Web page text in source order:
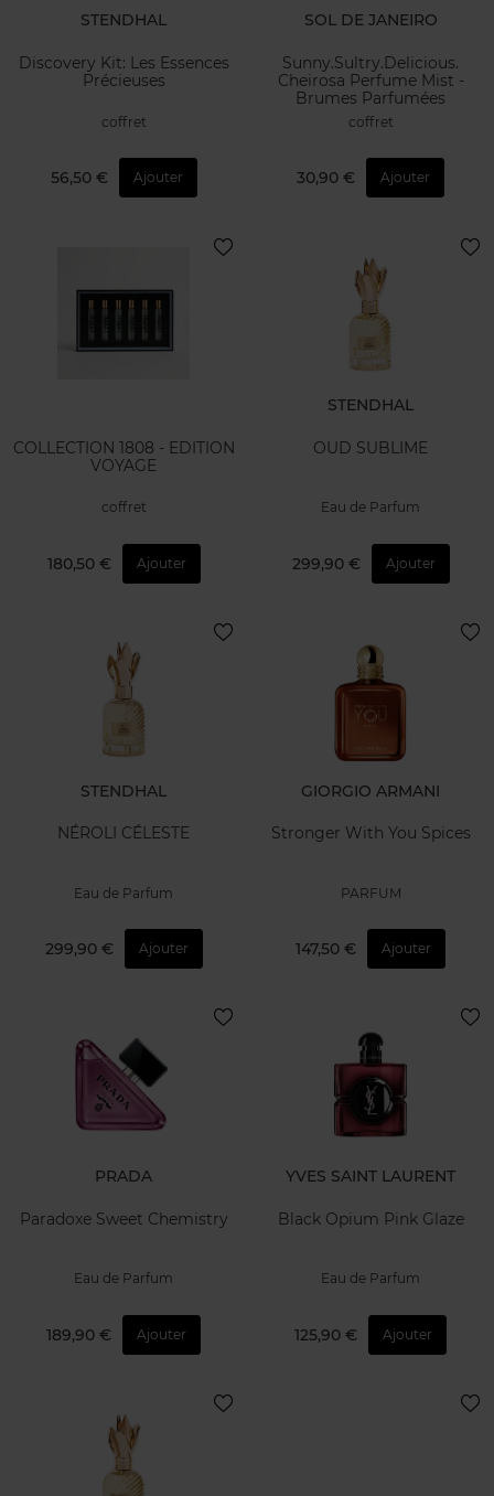
STENDHAL
Discovery Kit: Les Essences
Précieuses
coffret
56,50 € Ajouter
SOL DE JANEIRO
Sunny.Sultry.Delicious.
Cheirosa Perfume Mist -
Brumes Parfumées
coffret
30,90 € Ajouter
COLLECTION 1808 - EDITION
VOYAGE
coffret
180,50 € Ajouter
STENDHAL
OUD SUBLIME
Eau de Parfum
299,90 € Ajouter
STENDHAL
NÉROLI CÉLESTE
Eau de Parfum
299,90 € Ajouter
GIORGIO ARMANI
Stronger With You Spices
PARFUM
147,50 € Ajouter
PRADA
Paradoxe Sweet Chemistry
Eau de Parfum
189,90 € Ajouter
YVES SAINT LAURENT
Black Opium Pink Glaze
Eau de Parfum
125,90 € Ajouter